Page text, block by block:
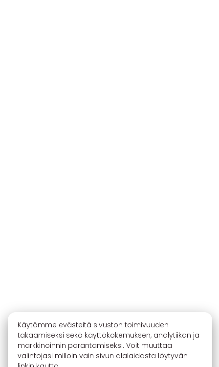
Käytämme evästeitä sivuston toimivuuden
takaamiseksi sekä käyttökokemuksen, analytiikan ja
markkinoinnin parantamiseksi. Voit muuttaa
valintojasi milloin vain sivun alalaidasta löytyvän